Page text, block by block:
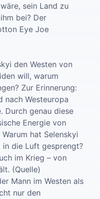
sein Land zu
bei? Der
Eye Joe
den Westen von
will, warum
Zur Erinnerung:
nach Westeuropa
Durch genau diese
Energie von
hat Selenskyi
die Luft gesprengt?
im Krieg – von
(Quelle)
Mann im Westen als
nur den